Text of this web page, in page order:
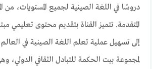
دروسًا في اللغة الصينية لجميع المستويات، من
المتقدمة. تتميز القناة بتقديم محتوى تعليمي
إلى تسهيل عملية تعلم اللغة الصينية في العالم
لمجموعة بيت الحكمة للتبادل الثقافي الدولي،